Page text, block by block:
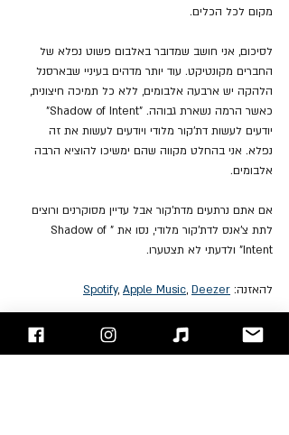
מקום לכל הכלים.
לסיכום, אני חושב שמדובר באלבום פשוט נפלא של
החברים מקונטיקט. עוד יותר מדהים בעיניי שבארסנל
הלהקה יש ארבעה אלבומים, ללא כל תמיכה חיצונית,
כאשר הרמה נשארת גבוהה. "Shadow of Intent"
יודעים לעשות דת'קור מלודי ויודעים לעשות את זה
נפלא. אני בהחלט מקווה שהם ימשיכו להוציא הרבה
אלבומים.
אם אתם נרתעים מדת'קור אבל עדיין מסוקרנים ורוצים
לתת צ'אנס לדת'קור מלודי, נסו את "Shadow of
Intent" ולדעתי לא תצטערו.
להאזנה: Spotify, Apple Music, Deezer
"עימות חזיתי" - בלוג הרוק של ישראל